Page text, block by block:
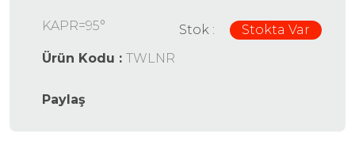
Stok : Stokta Var
KAPR=95°
Ürün Kodu : TWLNR
Paylaş